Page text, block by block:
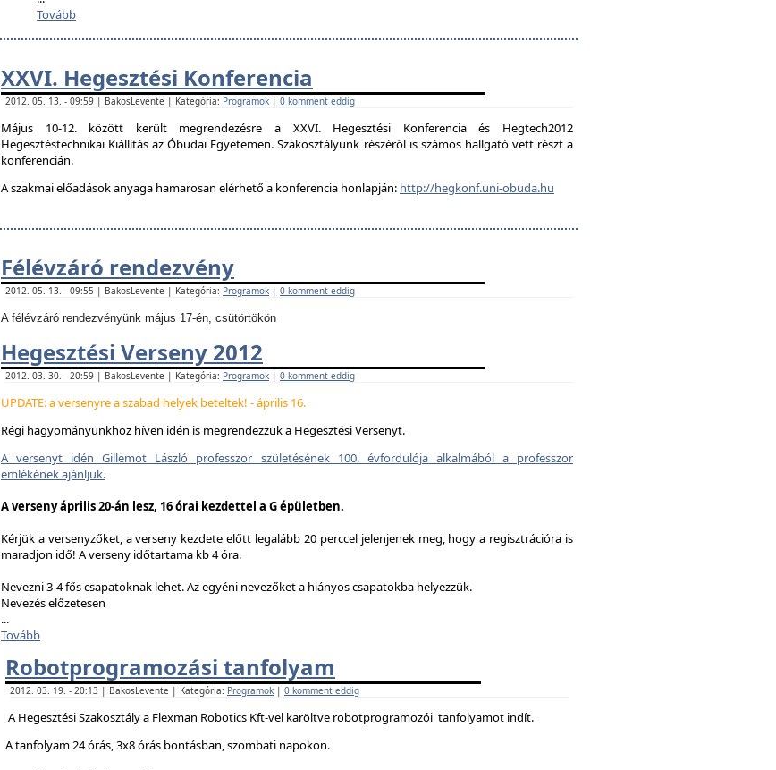
Tovább
XXVI. Hegesztési Konferencia
2012. 05. 13. - 09:59 | BakosLevente | Kategória: Programok | 0 komment eddig
Május 10-12. között került megrendezésre a XXVI. Hegesztési Konferencia és Hegtech2012
Hegesztéstechnikai Kiállítás az Óbudai Egyetemen. Szakosztályunk részéről is számos hallgató vett részt a
konferencián.
A szakmai előadások anyaga hamarosan elérhető a konferencia honlapján: http://hegkonf.uni-obuda.hu
Félévzáró rendezvény
2012. 05. 13. - 09:55 | BakosLevente | Kategória: Programok | 0 komment eddig
A félévzáró rendezvényünk május 17-én, csütörtökön
Hegesztési Verseny 2012
2012. 03. 30. - 20:59 | BakosLevente | Kategória: Programok | 0 komment eddig
UPDATE: a versenyre a szabad helyek beteltek! - április 16.
Régi hagyományunkhoz híven idén is megrendezzük a Hegesztési Versenyt.
A versenyt idén Gillemot László professzor születésének 100. évfordulója alkalmából a professzor
emlékének ajánljuk.
A verseny április 20-án lesz, 16 órai kezdettel a G épületben.
Kérjük a versenyzőket, a verseny kezdete előtt legalább 20 perccel jelenjenek meg, hogy a regisztrációra is
maradjon idő! A verseny időtartama kb 4 óra.
Nevezni 3-4 fős csapatoknak lehet. Az egyéni nevezőket a hiányos csapatokba helyezzük.
Nevezés előzetesen
...
Tovább
Robotprogramozási tanfolyam
2012. 03. 19. - 20:13 | BakosLevente | Kategória: Programok | 0 komment eddig
A Hegesztési Szakosztály a Flexman Robotics Kft-vel karöltve robotprogramozói tanfolyamot indít.
A tanfolyam 24 órás, 3x8 órás bontásban, szombati napokon.